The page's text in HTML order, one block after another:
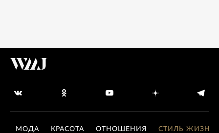
МОДА КРАСОТА ОТНОШЕНИЯ СТИЛЬ ЖИЗНИ